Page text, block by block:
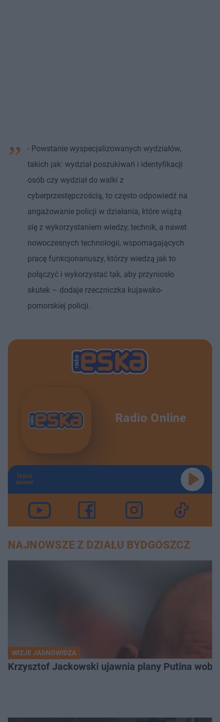
- Powstanie wyspecjalizowanych wydziałów,
takich jak: wydział poszukiwań i identyfikacji
osób czy wydział do walki z
cyberprzestępczością, to często odpowiedź na
angażowanie policji w działania, które wiążą
się z wykorzystaniem wiedzy, technik, a nawet
nowoczesnych technologii, wspomagających
pracę funkcjonariuszy, którzy wiedzą jak to
połączyć i wykorzystać tak, aby przyniosło
skutek – dodaje rzeczniczka kujawsko-
pomorskiej policji.
Radio Online
TERAZ
GRAMY
NAJNOWSZE Z DZIAŁU BYDGOSZCZ
WIZJE JASNOWIDZA
Krzysztof Jackowski ujawnia plany Putina